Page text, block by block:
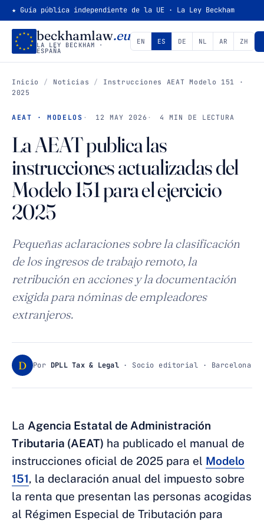
★ Guía pública independiente de la UE · La Ley Beckham
beckhamlaw.eu
LA LEY BECKHAM ·
ESPAÑA
EN ES DE NL AR ZH
Inicio / Noticias / Instrucciones AEAT Modelo 151 ·
2025
AEAT · MODELOS 12 MAY 2026 4 MIN DE LECTURA
La AEAT publica las
instrucciones actualizadas del
Modelo 151para el ejercicio
2025
Pequeñas aclaraciones sobre la clasificación
de los ingresos de trabajo remoto, la
retribución en acciones y la documentación
exigida para nóminas de empleadores
extranjeros.
D Por DPLL Tax & Legal· Socio editorial · Barcelona
La Agencia Estatal de Administración
Tributaria (AEAT) ha publicado el manual de
instrucciones oficial de 2025 para el Modelo
151, la declaración anual del impuesto sobre
la renta que presentan las personas acogidas
al Régimen Especial de Tributación para